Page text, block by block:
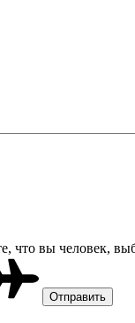
что вы человек,